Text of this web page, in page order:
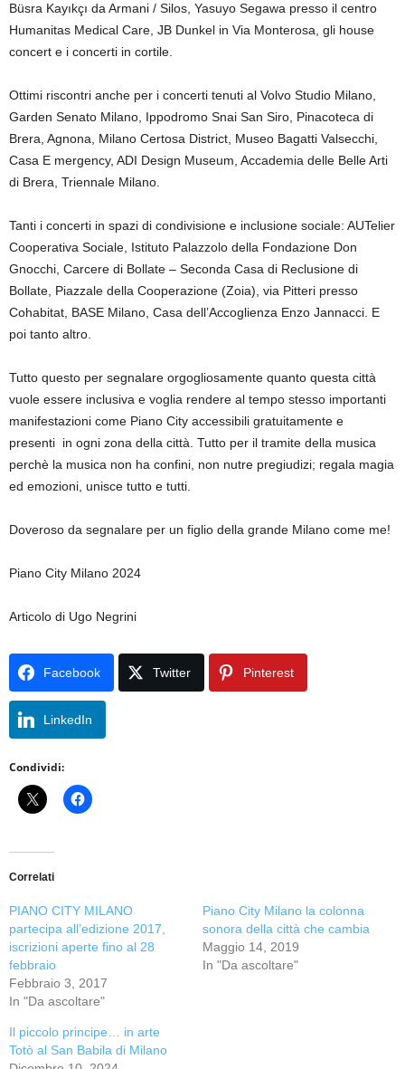
Büsra Kayıkçı da Armani / Silos, Yasuyo Segawa presso il centro
Humanitas Medical Care, JB Dunkel in Via Monterosa, gli house
concert e i concerti in cortile.
Ottimi riscontri anche per i concerti tenuti al Volvo Studio Milano,
Garden Senato Milano, Ippodromo Snai San Siro, Pinacoteca di
Brera, Agnona, Milano Certosa District, Museo Bagatti Valsecchi,
Casa E mergency, ADI Design Museum, Accademia delle Belle Arti
di Brera, Triennale Milano.
Tanti i concerti in spazi di condivisione e inclusione sociale: AUTelier
Cooperativa Sociale, Istituto Palazzolo della Fondazione Don
Gnocchi, Carcere di Bollate – Seconda Casa di Reclusione di
Bollate, Piazzale della Cooperazione (Zoia), via Pitteri presso
Cohabitat, BASE Milano, Casa dell’Accoglienza Enzo Jannacci. E
poi tanto altro.
Tutto questo per segnalare orgogliosamente quanto questa città
vuole essere inclusiva e voglia rendere al tempo stesso importanti
manifestazioni come Piano City accessibili gratuitamente e
presenti in ogni zona della città. Tutto per il tramite della musica
perchè la musica non ha confini, non nutre pregiudizi; regala magia
ed emozioni, unisce tutto e tutti.
Doveroso da segnalare per un figlio della grande Milano come me!
Piano City Milano 2024
Articolo di Ugo Negrini
Facebook Twitter Pinterest
LinkedIn
Condividi:
Correlati
PIANO CITY MILANO
partecipa all’edizione 2017,
iscrizioni aperte fino al 28
febbraio
Febbraio 3, 2017
In "Da ascoltare"
Piano City Milano la colonna
sonora della città che cambia
Maggio 14, 2019
In "Da ascoltare"
Il piccolo principe… in arte
Totò al San Babila di Milano